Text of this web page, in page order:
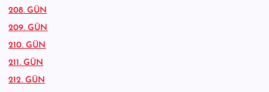
208. GÜN
209. GÜN
210. GÜN
211. GÜN
212. GÜN